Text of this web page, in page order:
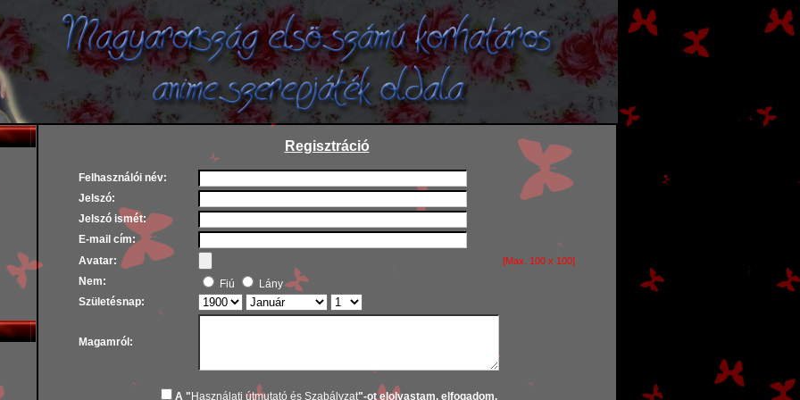
Regisztráció
Felhasználói név:
Jelszó:
Jelszó ismét:
E-mail cím:
Avatar:
[Max. 100 x 100]
Nem: Fiú
Lány
Születésnap:
Magamról:
A " Használati útmutató és Szabályzat"-ot elolvastam, elfogadom.